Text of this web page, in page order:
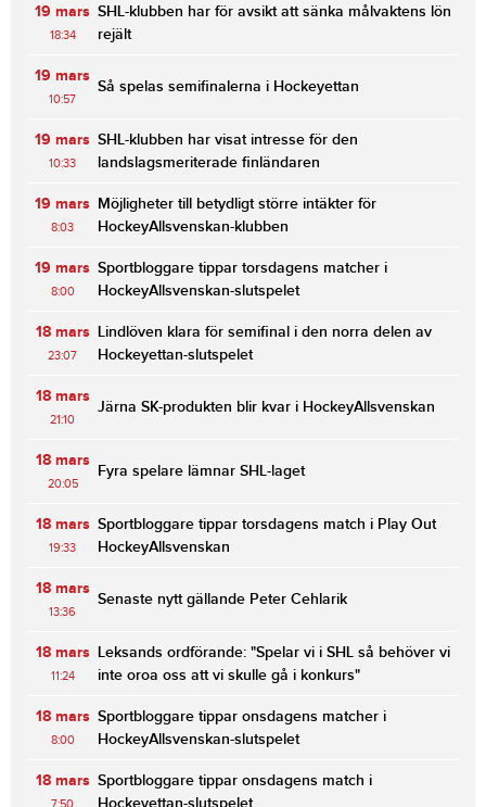
19 mars
18:34
SHL-klubben har för avsikt att sänka målvaktens lön
rejält
19 mars
10:57
Så spelas semifinalerna i Hockeyettan
19 mars
10:33
SHL-klubben har visat intresse för den
landslagsmeriterade finländaren
19 mars
8:03
Möjligheter till betydligt större intäkter för
HockeyAllsvenskan-klubben
19 mars
8:00
Sportbloggare tippar torsdagens matcher i
HockeyAllsvenskan-slutspelet
18 mars
23:07
Lindlöven klara för semifinal i den norra delen av
Hockeyettan-slutspelet
18 mars
21:10
Järna SK-produkten blir kvar i HockeyAllsvenskan
18 mars
20:05
Fyra spelare lämnar SHL-laget
18 mars
19:33
Sportbloggare tippar torsdagens match i Play Out
HockeyAllsvenskan
18 mars
13:36
Senaste nytt gällande Peter Cehlarik
18 mars
11:24
Leksands ordförande: "Spelar vi i SHL så behöver vi
inte oroa oss att vi skulle gå i konkurs"
18 mars
8:00
Sportbloggare tippar onsdagens matcher i
HockeyAllsvenskan-slutspelet
18 mars
7:50
Sportbloggare tippar onsdagens match i
Hockeyettan-slutspelet